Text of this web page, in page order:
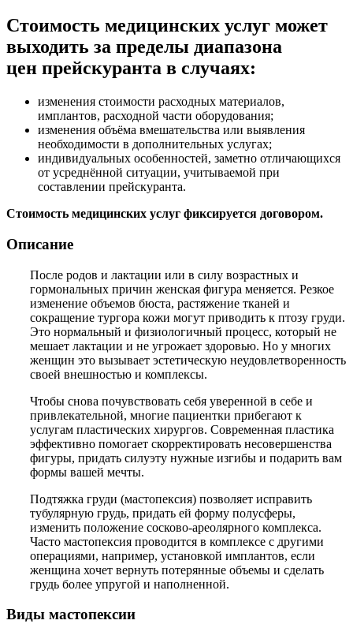
Стоимость медицинских услуг может
выходить за пределы диапазона
цен прейскуранта в случаях:
изменения стоимости расходных материалов,
имплантов, расходной части оборудования;
изменения объёма вмешательства или выявления
необходимости в дополнительных услугах;
индивидуальных особенностей, заметно отличающихся
от усреднённой ситуации, учитываемой при
составлении прейскуранта.
Стоимость медицинских услуг фиксируется договором.
Описание
После родов и лактации или в силу возрастных и
гормональных причин женская фигура меняется. Резкое
изменение объемов бюста, растяжение тканей и
сокращение тургора кожи могут приводить к птозу груди.
Это нормальный и физиологичный процесс, который не
мешает лактации и не угрожает здоровью. Но у многих
женщин это вызывает эстетическую неудовлетворенность
своей внешностью и комплексы.
Чтобы снова почувствовать себя уверенной в себе и
привлекательной, многие пациентки прибегают к
услугам пластических хирургов. Современная пластика
эффективно помогает скорректировать несовершенства
фигуры, придать силуэту нужные изгибы и подарить вам
формы вашей мечты.
Подтяжка груди (мастопексия) позволяет исправить
тубулярную грудь, придать ей форму полусферы,
изменить положение сосково-ареолярного комплекса.
Часто мастопексия проводится в комплексе с другими
операциями, например, установкой имплантов, если
женщина хочет вернуть потерянные объемы и сделать
грудь более упругой и наполненной.
Виды мастопексии